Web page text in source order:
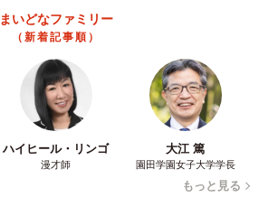
まいどなファミリー
（新着記事順）
ハイヒール・リンゴ
漫才師
大江 篤
園田学園女子大学学長
もっと見る